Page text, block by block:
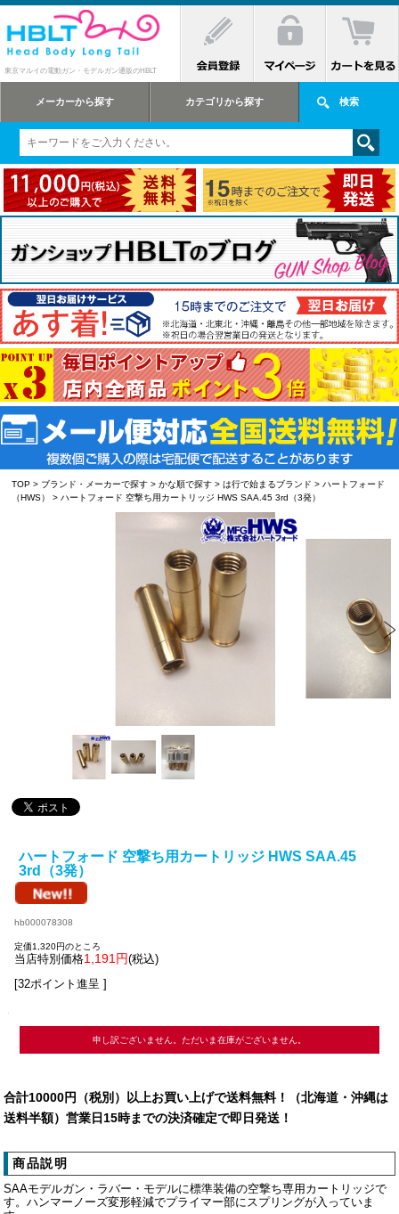
東京マルイの電動ガン・モデルガン通販のHBLT
メーカーから探す カテゴリから探す 検索
TOP > ブランド・メーカーで探す >かな順で探す >は行で始まるブランド >ハートフォード
（HWS）
> ハートフォード 空撃ち用カートリッジ HWS SAA.45 3rd（3発）
ハートフォード 空撃ち用カートリッジ HWS SAA.45
3rd（3発）
hb000078308
定価1,320円のところ
当店特別価格1,191円(税込)
[32ポイント進呈 ]
申し訳ございません。ただいま在庫がございません。
合計10000円（税別）以上お買い上げで送料無料！（北海道・沖縄は
送料半額）営業日15時までの決済確定で即日発送！
商品説明
SAAモデルガン・ラバー・モデルに標準装備の空撃ち専用カートリッジで
す。ハンマーノーズ変形軽減でプライマー部にスプリングが入っていま